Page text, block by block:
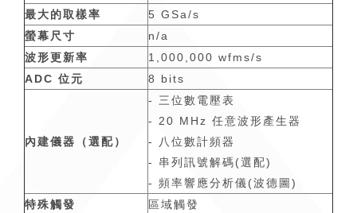
最大的取樣率
5 GSa/s
螢幕尺寸
n/a
波形更新率
1,000,000 wfms/s
ADC 位元
8 bits
內建儀器（選配）
- 三位數電壓表
- 20 MHz 任意波形產生器
- 八位數計頻器
- 串列訊號解碼(選配)
- 頻率響應分析儀(波德圖)
特殊觸發
區域觸發